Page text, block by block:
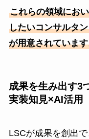
これらの領域にお
したいコンサルタ
が用意されていま
成果を生み出す
実装知見×AI活用
LSCが成果を創出